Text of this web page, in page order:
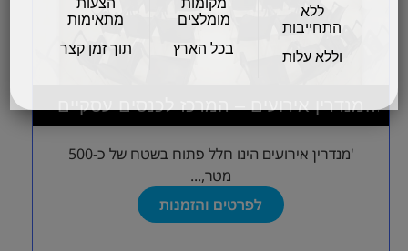
מנדרין אירועים – המרכז לכנסים עסקיים
ואירועי בוטיק
'מנדרין אירועים הינו חלל פתוח בשטח של כ-500
מטר,...
לפרטים והזמנות
ללא
התחייבות
וללא עלות
מומלצים
בכל הארץ
מתאימות
תוך זמן קצר